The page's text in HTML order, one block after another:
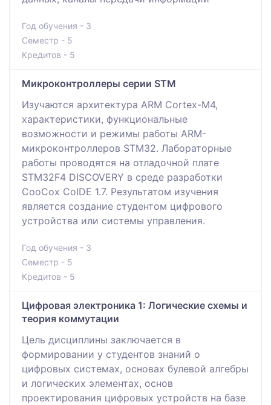
Год обучения - 3
Семестр - 5
Кредитов - 5
Микроконтроллеры серии STM
Изучаются архитектура ARM Cortex-M4,
характеристики, функциональные
возможности и режимы работы ARM-
микроконтроллеров STM32. Лабораторные
работы проводятся на отладочной плате
STM32F4 DISCOVERY в среде разработки
CooCox CoIDE 1.7. Результатом изучения
является создание студентом цифрового
устройства или системы управления.
Год обучения - 3
Семестр - 5
Кредитов - 5
Цифровая электроника 1: Логические схемы и
теория коммутации
Цель дисциплины заключается в
формировании у студентов знаний о
цифровых системах, основах булевой алгебры
и логических элементах, основ
проектирования цифровых устройств на базе